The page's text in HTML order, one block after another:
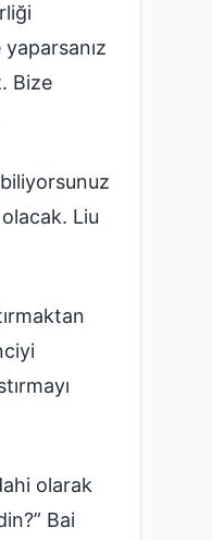
Bize
Liu
olarak
Bai